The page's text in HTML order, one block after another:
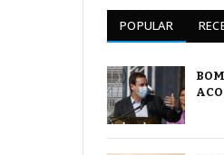
POPULAR